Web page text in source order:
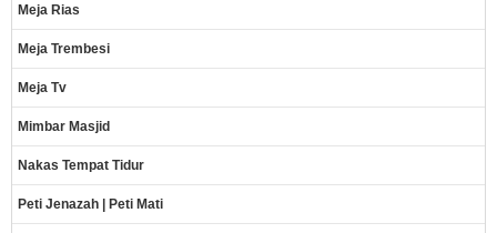
Meja Rias
Meja Trembesi
Meja Tv
Mimbar Masjid
Nakas Tempat Tidur
Peti Jenazah | Peti Mati